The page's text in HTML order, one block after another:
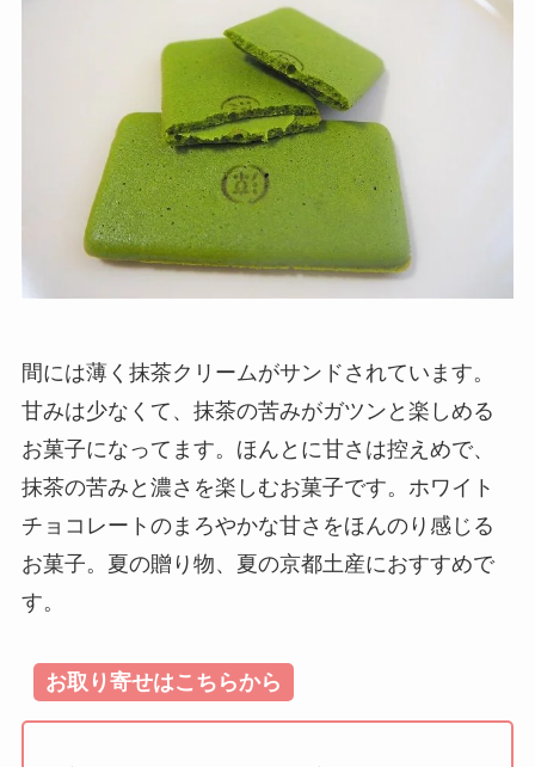
間には薄く抹茶クリームがサンドされています。
甘みは少なくて、抹茶の苦みがガツンと楽しめる
お菓子になってます。ほんとに甘さは控えめで、
抹茶の苦みと濃さを楽しむお菓子です。ホワイト
チョコレートのまろやかな甘さをほんのり感じる
お菓子。夏の贈り物、夏の京都土産におすすめで
す。
お取り寄せはこちらから